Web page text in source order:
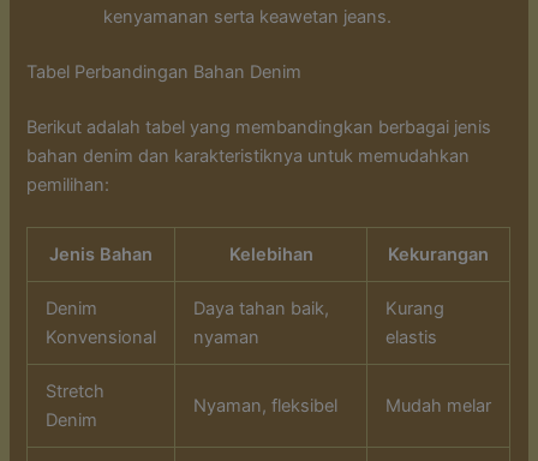
kenyamanan serta keawetan jeans.
Tabel Perbandingan Bahan Denim
Berikut adalah tabel yang membandingkan berbagai jenis
bahan denim dan karakteristiknya untuk memudahkan
pemilihan:
Jenis Bahan Kelebihan Kekurangan
Denim
Konvensional
Daya tahan baik,
nyaman
Kurang
elastis
Stretch
Denim
Nyaman, fleksibel Mudah melar